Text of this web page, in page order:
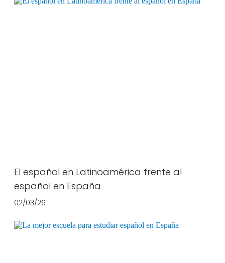
El español en Latinoamérica frente al
español en España
02/03/26